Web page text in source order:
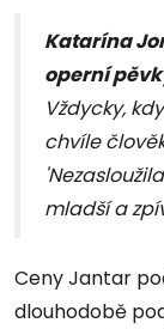
Katarína
operní
Vždycky,
chvíle
mladší a
Ceny Jantar
dlouhodobě